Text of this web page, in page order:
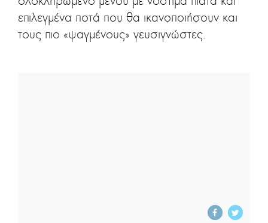
επιλεγμένα ποτά που θα ικανοποιήσουν και
τους πιο «ψαγμένους» γευσιγνώστες.